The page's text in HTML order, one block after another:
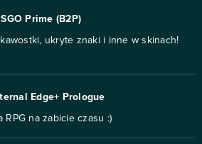
Prime (B2P)
ukryte znaki i inne w skinach!
Edge+ Prologue
RPG na zabicie czasu :)